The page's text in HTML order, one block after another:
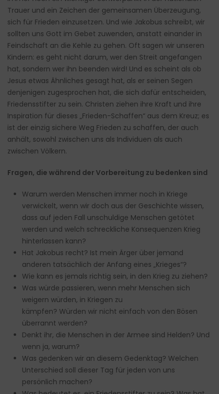
Trauer und ein Zeichen der gemeinsamen Überzeugung,
sich für Frieden einzusetzen. Und wie Jakobus schreibt, wir
sollten uns Gott im Gebet zuwenden, anstatt einander in
Feindschaft an die Kehle zu gehen. Oft sagen wir unseren
Kindern: es geht nicht darum, wer den Streit angefangen
hat, sondern wer ihn beenden wird! Und es scheint als ob
Jesus etwas Ähnliches gesagt hat, als er seinen Segen
denjenigen zugesprochen hat, die sich dafür entscheiden,
Friedensstifter zu sein. Christen ziehen ihre Kraft und ihre
Inspiration für dieses „Frieden-Schaffen“ aus dem Kreuz; es
ist der einzig sichere Weg Frieden zu schaffen, der auch
anhält, sowohl zwischen uns als Individuen als auch
zwischen Völkern.
Fragen, die während der Vorbereitung zu bedenken sind
Warum werden Menschen immer noch in Kriege
verwickelt, wenn wir doch aus der Geschichte wissen,
dass auf jeden Fall unschuldige Menschen getötet
werden und welch schreckliche Konsequenzen Krieg
hinterlassen kann?
Hat Jakobus recht? Ist mein Ärger über jemand
anderen tatsächlich der Anfang eines „Krieges“?
Wie kann es jemals richtig sein, in den Krieg zu ziehen?
Was würde passieren, wenn mehr Menschen sich
weigern würden, in Kriegen zu
kämpfen? Würden wir nicht einfach von den Bösen
überrannt werden?
Denkt ihr, die Menschen in der Armee sind Helden? Und
wenn ja, warum?
Was gedenken wir an diesem Gedenktag? Welchen
Unterschied soll dieser Tag für jeden von uns
persönlich machen?